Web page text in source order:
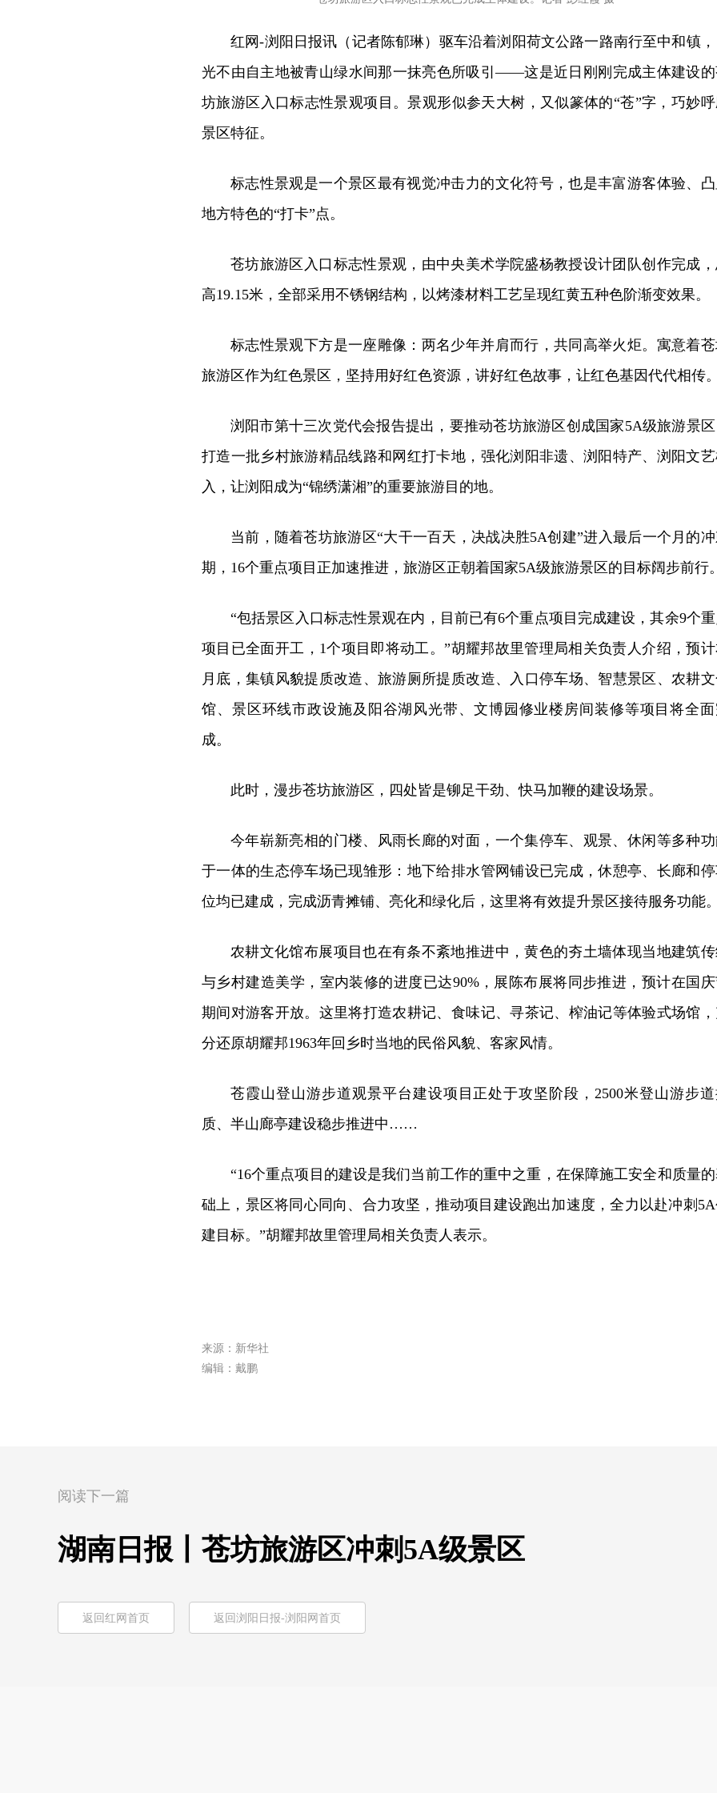
红网-浏阳日报讯（记者陈郁琳）驱车沿着浏阳荷文公路一路南行至中和镇，
光不由自主地被青山绿水间那一抹亮色所吸引——这是近日刚刚完成主体建设
坊旅游区入口标志性景观项目。景观形似参天大树，又似篆体的“苍”字，巧妙
景区特征。
标志性景观是一个景区最有视觉冲击力的文化符号，也是丰富游客体验、凸
地方特色的“打卡”点。
苍坊旅游区入口标志性景观，由中央美术学院盛杨教授设计团队创作完成，
高19.15米，全部采用不锈钢结构，以烤漆材料工艺呈现红黄五种色阶渐变效果。
标志性景观下方是一座雕像：两名少年并肩而行，共同高举火炬。寓意着
旅游区作为红色景区，坚持用好红色资源，讲好红色故事，让红色基因代代相传。
浏阳市第十三次党代会报告提出，要推动苍坊旅游区创成国家5A级旅游景区
打造一批乡村旅游精品线路和网红打卡地，强化浏阳非遗、浏阳特产、浏阳文
入，让浏阳成为“锦绣潇湘”的重要旅游目的地。
当前，随着苍坊旅游区“大干一百天，决战决胜5A创建”进入最后一个月的冲
期，16个重点项目正加速推进，旅游区正朝着国家5A级旅游景区的目标阔步前行。
“包括景区入口标志性景观在内，目前已有6个重点项目完成建设，其余9个
项目已全面开工，1个项目即将动工。”胡耀邦故里管理局相关负责人介绍，预
月底，集镇风貌提质改造、旅游厕所提质改造、入口停车场、智慧景区、农耕
馆、景区环线市政设施及阳谷湖风光带、文博园修业楼房间装修等项目将全
成。
此时，漫步苍坊旅游区，四处皆是铆足干劲、快马加鞭的建设场景。
今年崭新亮相的门楼、风雨长廊的对面，一个集停车、观景、休闲等多种
于一体的生态停车场已现雏形：地下给排水管网铺设已完成，休憩亭、长廊和
位均已建成，完成沥青摊铺、亮化和绿化后，这里将有效提升景区接待服务功能。
农耕文化馆布展项目也在有条不紊地推进中，黄色的夯土墙体现当地建筑
与乡村建造美学，室内装修的进度已达90%，展陈布展将同步推进，预计在国
期间对游客开放。这里将打造农耕记、食味记、寻茶记、榨油记等体验式场馆
分还原胡耀邦1963年回乡时当地的民俗风貌、客家风情。
苍霞山登山游步道观景平台建设项目正处于攻坚阶段，2500米登山游步道
质、半山廊亭建设稳步推进中……
“16个重点项目的建设是我们当前工作的重中之重，在保障施工安全和质量
础上，景区将同心同向、合力攻坚，推动项目建设跑出加速度，全力以赴冲刺5A
建目标。”胡耀邦故里管理局相关负责人表示。
来源：新华社
编辑：戴鹏
阅读下一篇
湖南日报丨苍坊旅游区冲刺5A级景区
返回红网首页 返回浏阳日报-浏阳网首页